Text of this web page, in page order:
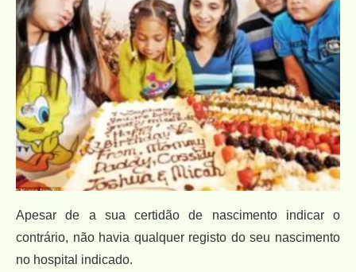
Apesar de a sua certidão de nascimento indicar o
contrário, não havia qualquer registo do seu nascimento
no hospital indicado.